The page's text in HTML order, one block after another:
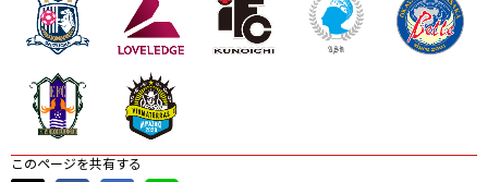
このページを共有する